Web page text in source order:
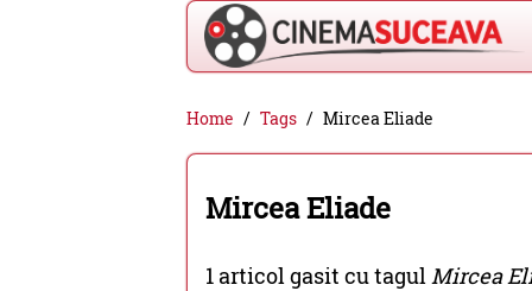
Cinema
Suceava
-
filme
cinema,
Home Tags Mircea Eliade
Mircea Eliade
1 articol gasit cu tagulMircea